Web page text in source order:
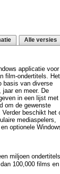
Alle versies
applicatie
film-ondertitels.
basis van diverse
en meer. De
in een lijst met
om de gewenste
beschikt het
mediaspelers,
optionele
miljoen ondertitels
100,000 films